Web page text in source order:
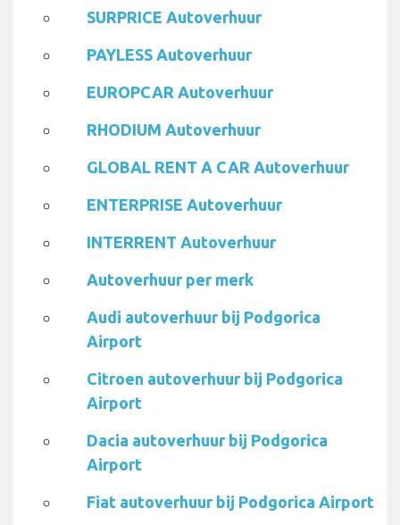
SURPRICE Autoverhuur
PAYLESS Autoverhuur
EUROPCAR Autoverhuur
RHODIUM Autoverhuur
GLOBAL RENT A CAR Autoverhuur
ENTERPRISE Autoverhuur
INTERRENT Autoverhuur
Autoverhuur per merk
Audi autoverhuur bij Podgorica
Airport
Citroen autoverhuur bij Podgorica
Airport
Dacia autoverhuur bij Podgorica
Airport
Fiat autoverhuur bij Podgorica Airport